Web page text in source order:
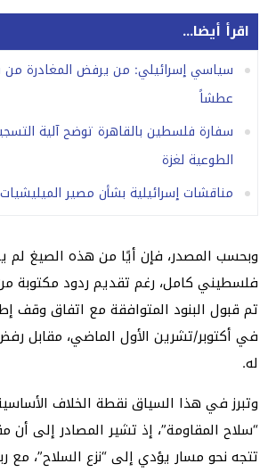
اقرأ أيضا...
سياسي إسرائيلي: من يرفض المغادرة
عطشاً
سفارة فلسطين بالقاهرة توضح آلية
الطوعية لغزة
مناقشات إسرائيلية بشأن مصير
وبحسب المصدر، فإن أيًا من هذه الصيغ لم
فلسطيني كامل، رغم تقديم ردود مكتوبة
تم قبول البنود المتوافقة مع اتفاق وقف
في أكتوبر/تشرين الأول الماضي، مقابل رفض
له.
وتبرز في هذا السياق نقطة الخلاف
“سلاح المقاومة”، إذ تشير المصادر إلى أن
تتجه نحو مسار يؤدي إلى “نزع السلاح”، مع